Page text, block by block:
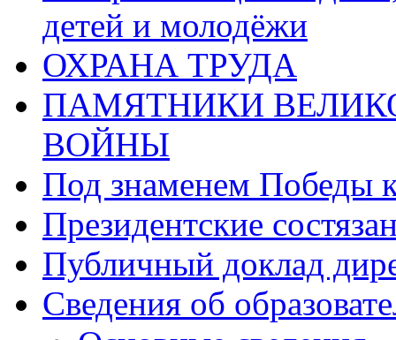
детей и молодёжи
ОХРАНА ТРУДА
ПАМЯТНИКИ
ВОЙНЫ
Под знаменем Победы
Президентские
Публичный доклад
Сведения об